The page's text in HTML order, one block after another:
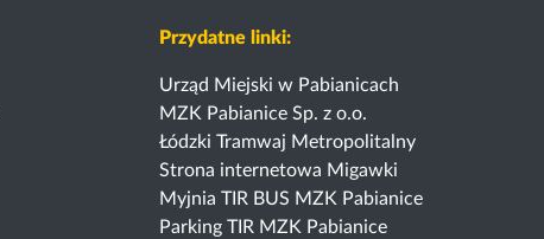
Przydatne linki:
Urząd Miejski w Pabianicach
MZK Pabianice Sp. z o.o.
Łódzki Tramwaj Metropolitalny
Strona internetowa Migawki
Myjnia TIR BUS MZK Pabianice
Parking TIR MZK Pabianice